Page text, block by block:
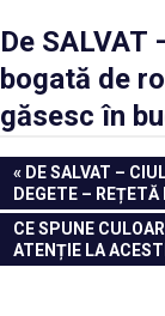
De
bogată de
găsesc în
Navigare
în
articole
PREVIOUS
POST:
DE SALVAT –
DEGETE – REȚETĂ
NEXT
POST:
CE SPUNE
ATENȚIE LA